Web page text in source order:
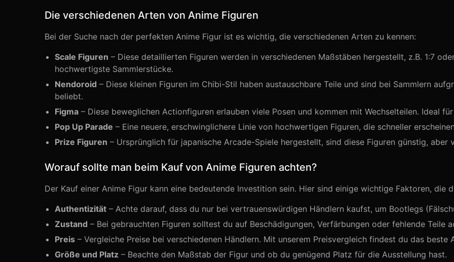
Die verschiedenen Arten von Anime Figuren
Bei der Suche nach der perfekten Anime Figur ist es wichtig, die verschiedenen Arten zu kennen:
Scale Figuren – Diese detaillierten Figuren werden in verschiedenen Maßstäben hergestellt, z.B. 1:7
hochwertigste Sammlerstücke.
Nendoroid – Diese kleinen Figuren im Chibi-Stil haben austauschbare Teile und sind bei Sammlern
beliebt.
Figma – Diese beweglichen Actionfiguren erlauben viele Posen und kommen mit Wechselteilen. Ideal
Pop Up Parade – Eine neuere, erschwinglichere Linie von hochwertigen Figuren, die schneller
Prize Figuren – Ursprünglich für japanische Arcade-Spiele hergestellt, sind diese Figuren günstig, aber
Worauf sollte man beim Kauf von Anime Figuren achten?
Der Kauf einer Anime Figur kann eine bedeutende Investition sein. Hier sind einige wichtige Faktoren, die
Authentizität – Achte darauf, dass du nur bei vertrauenswürdigen Händlern kaufst, um Bootlegs
Zustand – Bei gebrauchten Figuren solltest du auf Beschädigungen, Verfärbungen oder fehlende Teile
Preis – Vergleiche Preise bei verschiedenen Händlern. Mit unserem Preisvergleich findest du das beste
Größe und Platz – Beachte den Maßstab der Figur und ob du genügend Platz für die Ausstellung hast.